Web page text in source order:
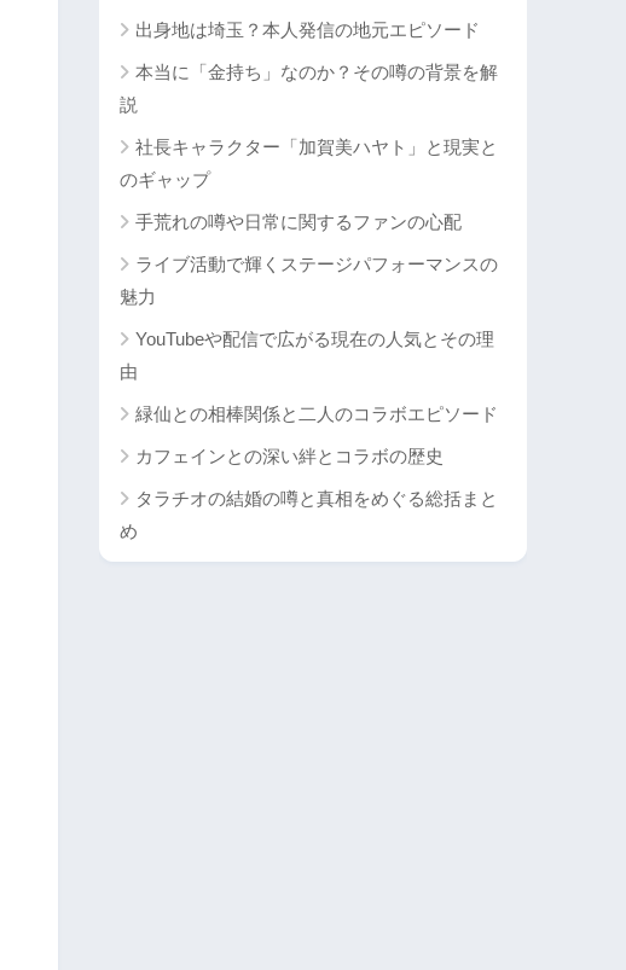
出身地は埼玉？本人発信の地元エピソード
本当に「金持ち」なのか？その噂の背景を解
説
社長キャラクター「加賀美ハヤト」と現実と
のギャップ
手荒れの噂や日常に関するファンの心配
ライブ活動で輝くステージパフォーマンスの
魅力
YouTubeや配信で広がる現在の人気とその理
由
緑仙との相棒関係と二人のコラボエピソード
カフェインとの深い絆とコラボの歴史
タラチオの結婚の噂と真相をめぐる総括まと
め